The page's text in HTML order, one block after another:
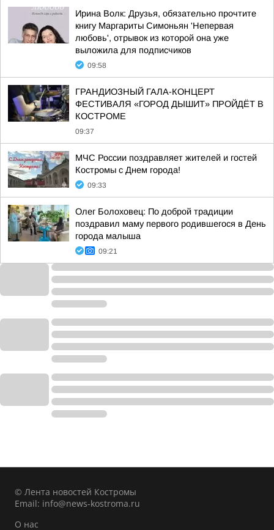
Ирина Волк: Друзья, обязательно прочтите
книгу Маргариты Симоньян 'Непервая
любовь', отрывок из которой она уже
выложила для подписчиков
09:58
ГРАНДИОЗНЫЙ ГАЛА-КОНЦЕРТ
ФЕСТИВАЛЯ «ГОРОД ДЫШИТ» ПРОЙДЁТ В
КОСТРОМЕ
09:37
МЧС России поздравляет жителей и гостей
Костромы с Днем города!
09:33
Олег Болоховец: По доброй традиции
поздравил маму первого родившегося в День
города малыша
09:21
© Лента новостей Костромы
Email: info@news-kostroma.ru
О нас